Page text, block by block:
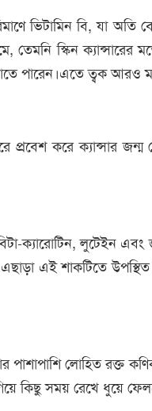
ভিটামিন বি, যা অতি
স্কিন ক্যান্সারের
পারেন।এতে ত্বক আরও
প্রবেশ করে ক্যান্সার
ক্যারোটিন, লুটেইন এবং
এছাড়া এই শাকটিতে
লোহিত রক্ত
কিছু সময় রেখে ধুয়ে